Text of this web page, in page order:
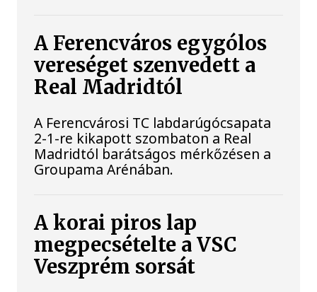
A Ferencváros egygólos
vereséget szenvedett a
Real Madridtól
A Ferencvárosi TC labdarúgócsapata
2-1-re kikapott szombaton a Real
Madridtól barátságos mérkőzésen a
Groupama Arénában.
A korai piros lap
megpecsételte a VSC
Veszprém sorsát